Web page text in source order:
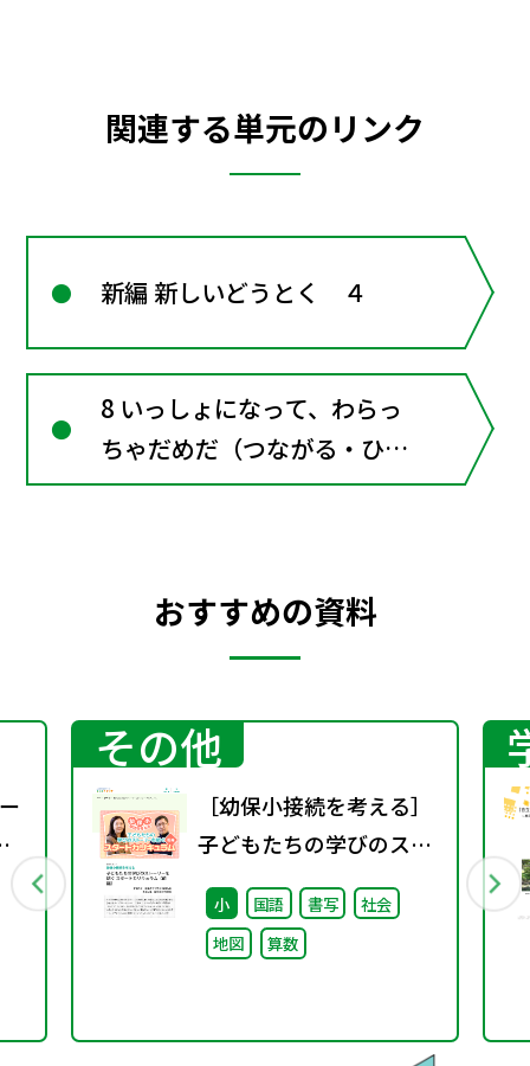
関連する単元のリンク
新編 新しいどうとく ４
8 いっしょになって、わらっ
ちゃだめだ（つながる・ひろ
がる）いじめに「NO」の空
おすすめの資料
その他
［幼保小接続を考える］
子どもたちの学びのスト
ーリーを紡ぐスタートカ
リキュラム（前編）
小 国語 書写
社会
地図
算数